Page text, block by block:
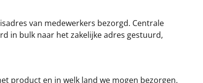
van medewerkers bezorgd. Centrale
in bulk naar het zakelijke adres gestuurd,
product en in welk land we mogen bezorgen.